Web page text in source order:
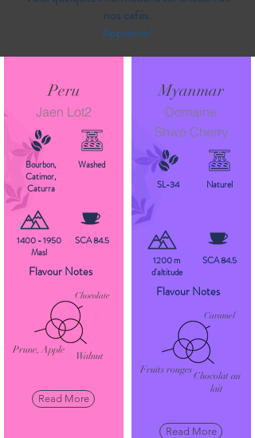
nos cafés.
Apprécier!
Peru
Jaen Lot2
Bourbon,
Catimor,
Caturra
Washed
1400 - 1950
Masl
SCA 84.5
Flavour Notes
Chocolate
Prune, Apple
Walnut
Read More
Myanmar
Domaine
Shwe Cherry
SL-34 Naturel
1200 m
d'altitude
SCA 84.5
Flavour Notes
Caramel
Fruits rouges
Chocolat au
lait
Read More